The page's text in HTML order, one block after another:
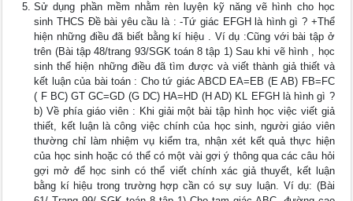
Sử dụng phần mềm nhằm rèn luyện kỹ năng vẽ hình cho học
sinh THCS Đề bài yêu cầu là : -Tứ giác EFGH là hình gì ? +Thể
hiện những điều đã biết bằng kí hiệu . Ví dụ :Cũng với bài tập ở
trên (Bài tập 48/trang 93/SGK toán 8 tập 1) Sau khi vẽ hình , học
sinh thể hiện những điều đã tìm được và viết thành giả thiết và
kết luận của bài toán : Cho tứ giác ABCD EA=EB (E AB) FB=FC
( F BC) GT GC=GD (G DC) HA=HD (H AD) KL EFGH là hình gì ?
b) Về phía giáo viên : Khi giải một bài tập hình học việc viết giả
thiết, kết luận là công việc chính của học sinh, người giáo viên
thường chỉ làm nhiệm vụ kiểm tra, nhận xét kết quả thực hiện
của học sinh hoặc có thể có một vài gợi ý thông qua các câu hỏi
gợi mở để học sinh có thể viết chính xác giả thuyết, kết luận
bằng kí hiệu trong trường hợp cần có sự suy luận. Ví dụ: (Bài